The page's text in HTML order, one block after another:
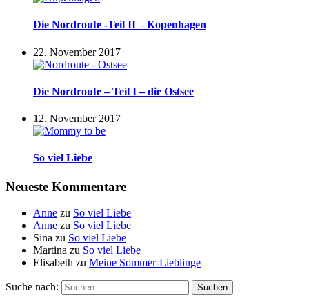
Die Nordroute -Teil II – Kopenhagen
22. November 2017
Die Nordroute – Teil I – die Ostsee
12. November 2017
So viel Liebe
Neueste Kommentare
Anne zu So viel Liebe
Anne zu So viel Liebe
Sina zu So viel Liebe
Martina zu So viel Liebe
Elisabeth zu Meine Sommer-Lieblinge
Suche nach: Suchen